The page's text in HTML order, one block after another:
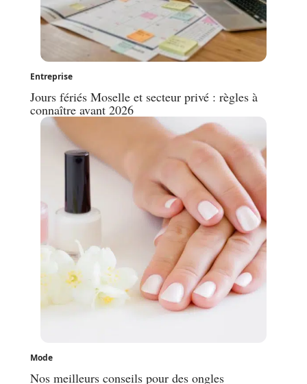
Entreprise
Jours fériés Moselle et secteur privé : règles à
connaître avant 2026
Mode
Nos meilleurs conseils pour des ongles